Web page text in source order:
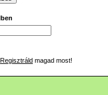
Regisztráld magad most!